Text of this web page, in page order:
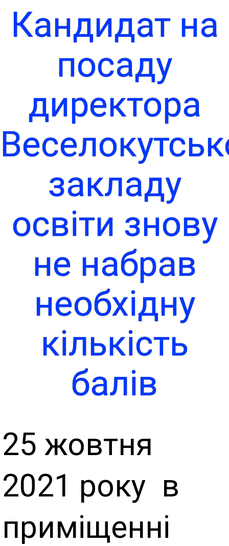
Кандидат на
посаду
директора
закладу
освіти знову
не набрав
необхідну
кількість
балів
25 жовтня
2021 року в
приміщенні